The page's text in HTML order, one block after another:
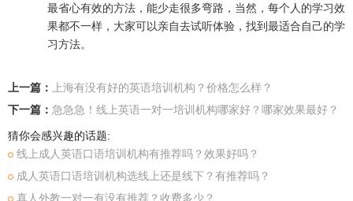
最省心有效的方法，能少走很多弯路，当然，每个人的学习效
果都不一样，大家可以亲自去试听体验，找到最适合自己的学
习方法。
上一篇：
上海有没有好的英语培训机构？价格怎么样？
下一篇： 急急急！线上英语一对一培训机构哪家好？哪家效果最好？
猜你会感兴趣的话题:
线上成人英语口语培训机构有推荐吗？效果好吗？
成人英语口语培训机构选线上还是线下？有推荐吗？
真人外教一对一有没有推荐？收费多少？